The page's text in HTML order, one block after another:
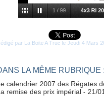
1 / 99 4x3 RI
par La Boite A Truc le Jeudi 4 Mars
LA MÊME RUBRIQUE :
calendrier 2007 des Régates
remise des prix impérial - 21/